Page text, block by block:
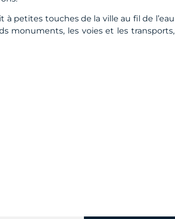
petites touches de la ville au fil de l’eau
monuments, les voies et les transports,